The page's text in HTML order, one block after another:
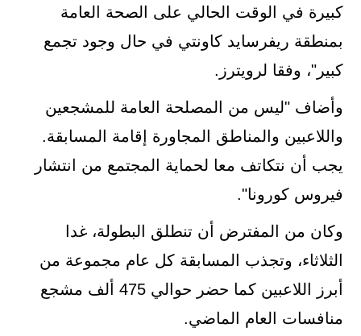
كبيرة في الوقت الحالي على الصحة العامة
بمنطقة ريفرسايد كاونتي في حال وجود تجمع
كبير"، وفقا لرويترز.
وأضاف "ليس من المصلحة العامة للمشجعين
واللاعبين والمناطق المجاورة إقامة المسابقة.
يجب أن نتكاتف معا لحماية المجتمع من انتشار
فيروس كورونا".
وكان من المفترض أن تنطلق البطولة، غدا
الثلاثاء، وتجذب المسابقة كل عام مجموعة من
أبرز اللاعبين كما حضر حوالي 475 ألف مشجع
منافسات العام الماضي.